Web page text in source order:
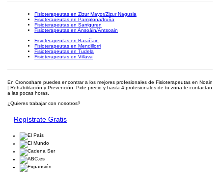
Fisioterapeutas en Zizur Mayor/Zizur Nagusia
Fisioterapeutas en Pamplona/Iruña
Fisioterapeutas en Sarriguren
Fisioterapeutas en Ansoáin/Antsoain
Fisioterapeutas en Barañain
Fisioterapeutas en Mendillorri
Fisioterapeutas en Tudela
Fisioterapeutas en Villava
En Cronoshare puedes encontrar a los mejores profesionales de Fisioterapeutas en Noain
| Rehabilitación y Prevención. Pide precio y hasta 4 profesionales de tu zona te contactan
a las pocas horas.
¿Quieres trabajar con nosotros?
Regístrate Gratis